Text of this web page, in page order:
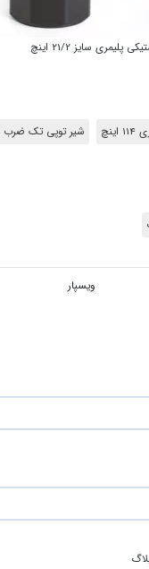
پلیمری سایز 21/2 اینچ
شیر توپی تک ضرب دسته
ویسپار